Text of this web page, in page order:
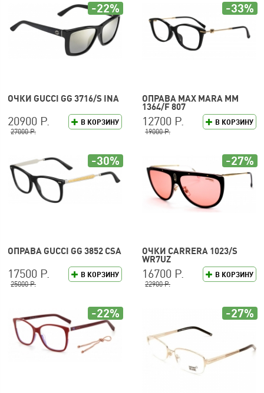
ОЧКИ GUCCI GG 3716/S INA
В КОРЗИНУ
20900 Р.
27000 Р.
-22%
ОПРАВА MAX MARA MM
1364/F 807
В КОРЗИНУ
12700 Р.
19000 Р.
-33%
ОПРАВА GUCCI GG 3852 CSA
В КОРЗИНУ
17500 Р.
25000 Р.
-30%
ОЧКИ CARRERA 1023/S
WR7UZ
В КОРЗИНУ
16700 Р.
22900 Р.
-27%
-22% -27%